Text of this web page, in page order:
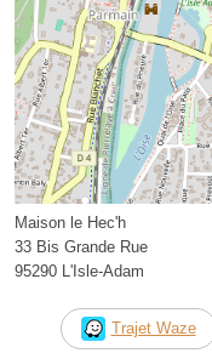
Maison le Hec'h
33 Bis Grande Rue
95290 L'Isle-Adam
Trajet Waze